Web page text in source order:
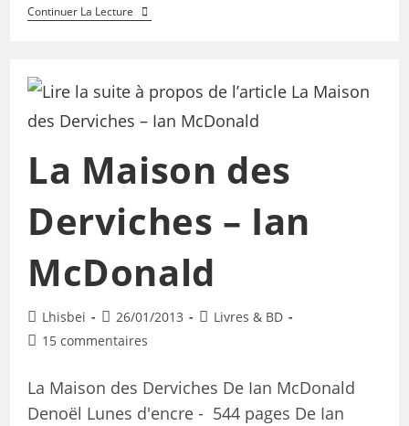
Continuer La Lecture
La Maison des
Derviches – Ian
McDonald
Lhisbei 26/01/2013
Livres & BD
15 commentaires
La Maison des Derviches De Ian McDonald
Denoël Lunes d'encre - 544 pages De Ian